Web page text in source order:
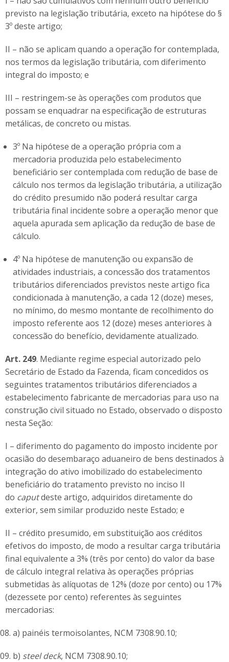
previsto na legislação tributária, exceto na hipótese do §
3º deste artigo;
II – não se aplicam quando a operação for contemplada,
nos termos da legislação tributária, com diferimento
integral do imposto; e
III – restringem-se às operações com produtos que
possam se enquadrar na especificação de estruturas
metálicas, de concreto ou mistas.
3º Na hipótese de a operação própria com a
mercadoria produzida pelo estabelecimento
beneficiário ser contemplada com redução de base de
cálculo nos termos da legislação tributária, a utilização
do crédito presumido não poderá resultar carga
tributária final incidente sobre a operação menor que
aquela apurada sem aplicação da redução de base de
cálculo.
4º Na hipótese de manutenção ou expansão de
atividades industriais, a concessão dos tratamentos
tributários diferenciados previstos neste artigo fica
condicionada à manutenção, a cada 12 (doze) meses,
no mínimo, do mesmo montante de recolhimento do
imposto referente aos 12 (doze) meses anteriores à
concessão do benefício, devidamente atualizado.
Art. 249. Mediante regime especial autorizado pelo
Secretário de Estado da Fazenda, ficam concedidos os
seguintes tratamentos tributários diferenciados a
estabelecimento fabricante de mercadorias para uso na
construção civil situado no Estado, observado o disposto
nesta Seção:
I – diferimento do pagamento do imposto incidente por
ocasião do desembaraço aduaneiro de bens destinados à
integração do ativo imobilizado do estabelecimento
beneficiário do tratamento previsto no inciso II
do caputdeste artigo, adquiridos diretamente do
exterior, sem similar produzido neste Estado; e
II – crédito presumido, em substituição aos créditos
efetivos do imposto, de modo a resultar carga tributária
final equivalente a 3% (três por cento) do valor da base
de cálculo integral relativa às operações próprias
submetidas às alíquotas de 12% (doze por cento) ou 17%
(dezessete por cento) referentes às seguintes
mercadorias:
a) painéis termoisolantes, NCM 7308.90.10;
b) steel deck, NCM 7308.90.10;